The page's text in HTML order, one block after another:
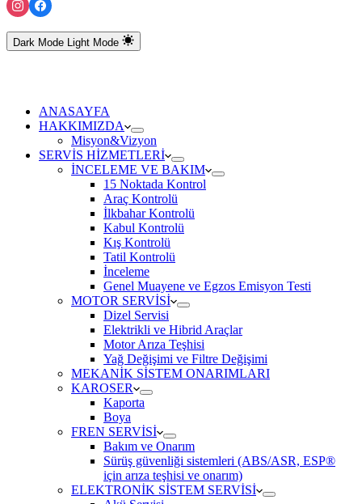
Dark Mode Light Mode
ANASAYFA
HAKKIMIZDA
Misyon&Vizyon
SERVİS HİZMETLERİ
İNCELEME VE BAKIM
15 Noktada Kontrol
Araç Kontrolü
İlkbahar Kontrolü
Kabul Kontrolü
Kış Kontrolü
Tatil Kontrolü
İnceleme
Genel Muayene ve Egzos Emisyon Testi
MOTOR SERVİSİ
Dizel Servisi
Elektrikli ve Hibrid Araçlar
Motor Arıza Teşhisi
Yağ Değişimi ve Filtre Değişimi
MEKANİK SİSTEM ONARIMLARI
KAROSER
Kaporta
Boya
FREN SERVİSİ
Bakım ve Onarım
Sürüş güvenliği sistemleri (ABS/ASR, ESP®
için arıza teşhisi ve onarım)
ELEKTRONİK SİSTEM SERVİSİ